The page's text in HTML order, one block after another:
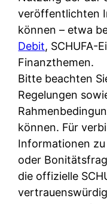
e
n
r
u
s
s
i
s
h
e
B
a
s
t
w
i
r
k
l
i
c
h
k
o
S
c
h
u
t
z
d
e
r
F
i
r
veröffentlichten
können – etwa
Debit, SCHUFA-
Finanzthemen.
Bitte beachten
Regelungen
können. Für
Informationen zu
oder
die offizielle